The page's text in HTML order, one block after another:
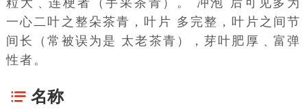
粒大﹑连梗者（手采茶青）。 冲泡 后可见多为
一心二叶之整朵茶青，叶片 多完整，叶片之间节
间长（常被误为是 太老茶青），芽叶肥厚﹑富弹
性者。
名称